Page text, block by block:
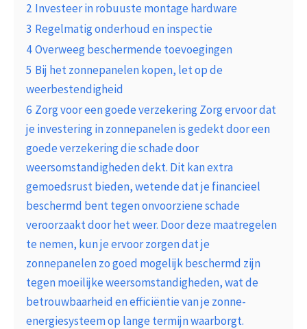
2 Investeer in robuuste montage hardware
3 Regelmatig onderhoud en inspectie
4 Overweeg beschermende toevoegingen
5 Bij het zonnepanelen kopen, let op de
weerbestendigheid
6 Zorg voor een goede verzekering Zorg ervoor dat
je investering in zonnepanelen is gedekt door een
goede verzekering die schade door
weersomstandigheden dekt. Dit kan extra
gemoedsrust bieden, wetende dat je financieel
beschermd bent tegen onvoorziene schade
veroorzaakt door het weer. Door deze maatregelen
te nemen, kun je ervoor zorgen dat je
zonnepanelen zo goed mogelijk beschermd zijn
tegen moeilijke weersomstandigheden, wat de
betrouwbaarheid en efficiëntie van je zonne-
energiesysteem op lange termijn waarborgt.